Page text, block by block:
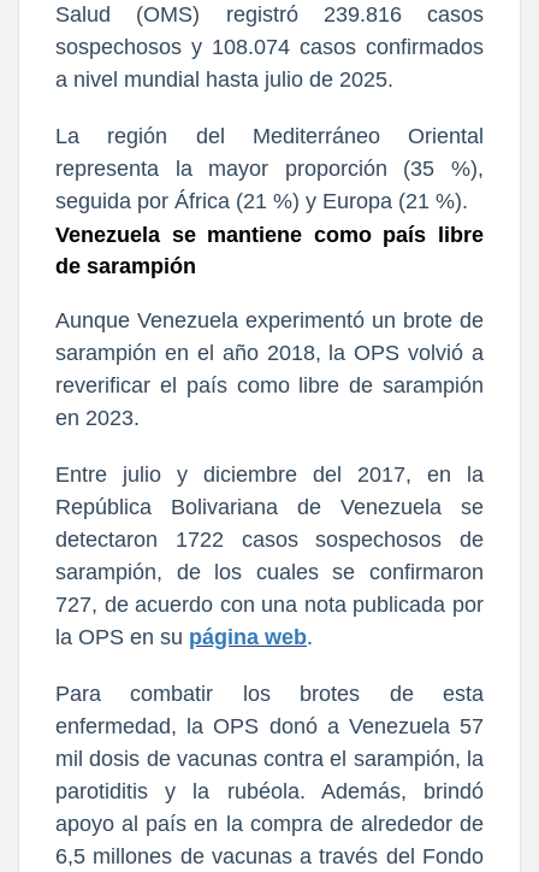
Salud (OMS) registró 239.816 casos
sospechosos y 108.074 casos confirmados
a nivel mundial hasta julio de 2025.
La región del Mediterráneo Oriental
representa la mayor proporción (35 %),
seguida por África (21 %) y Europa (21 %).
Venezuela se mantiene como país libre
de sarampión
Aunque Venezuela experimentó un brote de
sarampión en el año 2018, la OPS volvió a
reverificar el país como libre de sarampión
en 2023.
Entre julio y diciembre del 2017, en la
República Bolivariana de Venezuela se
detectaron 1722 casos sospechosos de
sarampión, de los cuales se confirmaron
727, de acuerdo con una nota publicada por
la OPS en su página web.
Para combatir los brotes de esta
enfermedad, la OPS donó a Venezuela 57
mil dosis de vacunas contra el sarampión, la
parotiditis y la rubéola. Además, brindó
apoyo al país en la compra de alrededor de
6,5 millones de vacunas a través del Fondo